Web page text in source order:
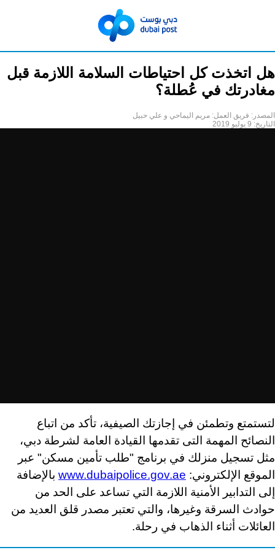
هل اتخذت كل احتياطات السلامة اللازمة قبل
مغادرتك في عُطلة؟
المصدر: فريق العمل: مريم اليماحي و علي حبيل
التاريخ: 9 يوليو 2019
لتستمتع وتطمئن في إجازتك الصيفية، تأكد من اتباع
النصائح المهمة التى تقدمها القيادة العامة لشرطة دبي،
مثل تسجيل منزلك في برنامج "طلب تأمين مسكن" عبر
الموقع الإلكتروني: www.dubaipolice.gov.ae بالإضافة
إلى التدابير الأمنية اللازمة التي تساعد على الحد من
حوادث السرقة وغيرها، والتي تعتبر مصدر قلق العديد من
العائلات أثناء الذهاب في رحلة.